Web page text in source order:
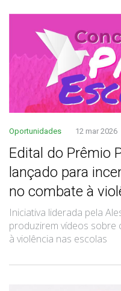
Oportunidades 12 mar 2026
Edital do Prêmio
lançado para
no combate à
Iniciativa liderada pela
produzirem vídeos sobre
à violência nas escolas